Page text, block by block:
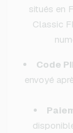
situés en
Classic
Code
envoyé